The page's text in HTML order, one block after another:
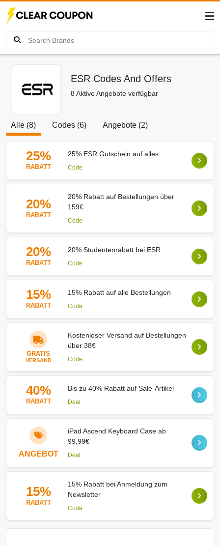
ESR Codes And Offers
8 Aktive Angebote verfügbar
Alle (8) Codes (6) Angebote (2)
25%
RABATT
25% ESR Gutschein auf alles
Code
20%
RABATT
20% Rabatt auf Bestellungen über
159€
Code
20%
RABATT
20% Studentenrabatt bei ESR
Code
15%
RABATT
15% Rabatt auf alle Bestellungen
Code
GRATIS
VERSAND
Kostenloser Versand auf Bestellungen
über 38€
Code
40%
RABATT
Bis zu 40% Rabatt auf Sale-Artikel
Deal
ANGEBOT
iPad Ascend Keyboard Case ab
99,99€
Deal
15%
RABATT
15% Rabatt bei Anmeldung zum
Newsletter
Code